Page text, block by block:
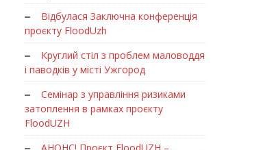
Відбулася Заключна конференція
проєкту FloodUzh
Круглий стіл з проблем маловоддя
і паводків у місті Ужгород
Семінар з управління ризиками
затоплення в рамках проєкту
FloodUZH